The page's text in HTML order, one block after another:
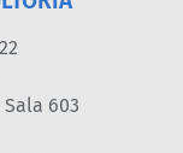
603